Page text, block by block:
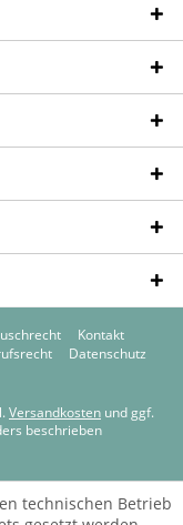
Kontakt
Datenschutz
Versandkosten und ggf.
beschrieben
technischen Betrieb